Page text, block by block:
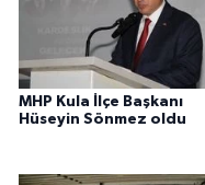
MHP Kula İlçe Başkanı
Hüseyin Sönmez oldu